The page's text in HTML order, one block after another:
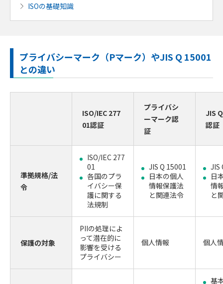
ISOの基礎知識
プライバシーマーク（Pマーク）やJIS Q 15001
との違い
ISO/IEC 277
01認証
プライバシ
ーマーク認
証
JIS
認証
準拠規格/法
令
ISO/IEC 277
01
各国のプラ
イバシー保
護に関する
法規制
JIS Q 15001
日本の個人
情報保護法
と関連法令
JIS
日
情
と
保護の対象
PIIの処理によ
って潜在的に
影響を受ける
プライバシー
個人情報 個人
基